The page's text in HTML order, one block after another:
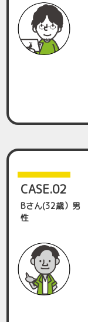
CASE.02
Bさん(32歳）男
性